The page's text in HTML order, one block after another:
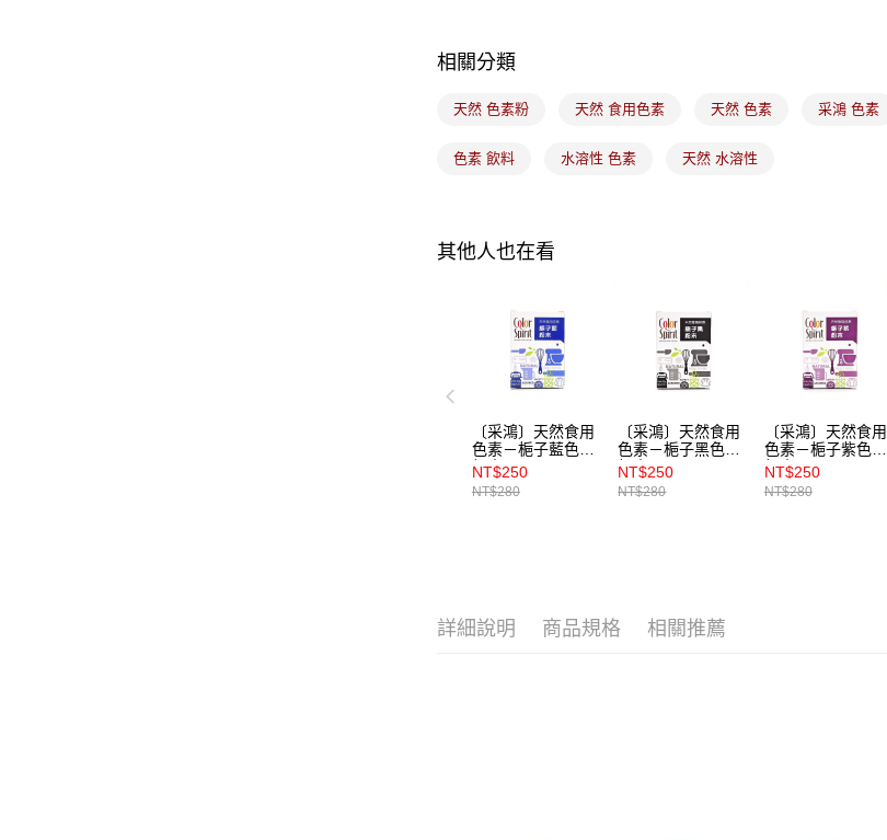
相關分類
天然 色素粉 天然 食用色素 天然 色素 采鴻 色素
色素 飲料 水溶性 色素 天然 水溶性
其他人也在看
〔采鴻〕天然食用
色素－梔子藍色素
粉末
NT$250
NT$280
〔采鴻〕天然食用
色素－梔子黑色素
粉末
NT$250
NT$280
〔采鴻〕天然食用
色素－梔子紫色素
粉末
NT$250
NT$280
詳細說明 商品規格 相關推薦